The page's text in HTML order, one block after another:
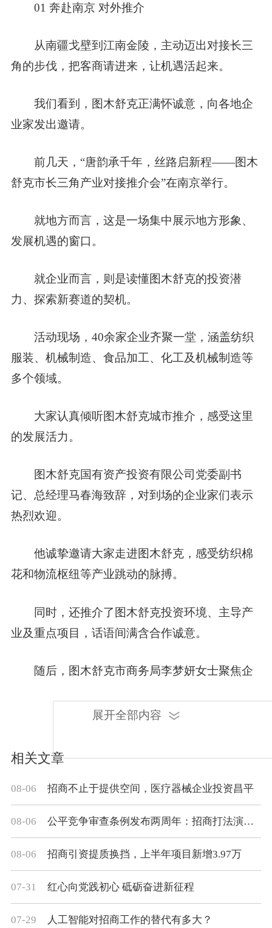
01奔赴南京 对外推介
从南疆戈壁到江南金陵，主动迈出对接长三
角的步伐，把客商请进来，让机遇活起来。
我们看到，图木舒克正满怀诚意，向各地企
业家发出邀请。
前几天，“唐韵承千年，丝路启新程——图木
舒克市长三角产业对接推介会”在南京举行。
就地方而言，这是一场集中展示地方形象、
发展机遇的窗口。
就企业而言，则是读懂图木舒克的投资潜
力、探索新赛道的契机。
活动现场，40余家企业齐聚一堂，涵盖纺织
服装、机械制造、食品加工、化工及机械制造等
多个领域。
大家认真倾听图木舒克城市推介，感受这里
的发展活力。
图木舒克国有资产投资有限公司党委副书
记、总经理马春海致辞，对到场的企业家们表示
热烈欢迎。
他诚挚邀请大家走进图木舒克，感受纺织棉
花和物流枢纽等产业跳动的脉搏。
同时，还推介了图木舒克投资环境、主导产
业及重点项目，话语间满含合作诚意。
随后，图木舒克市商务局李梦妍女士聚焦企
业链配套、资源供给、物流成本等方面的突出优
里。
最后，图木舒克市优秀企业代表——图木舒
势，把政策红利讲明白，得到了在场投资者的一
致认可。
开放程度越高，发展动力越足。
展开全部内容
相关文章
08-06 招商不止于提供空间，医疗器械企业投资昌平
08-06 公平竞争审查条例发布两周年：招商打法演变的观察与思考
08-06 招商引资提质换挡，上半年项目新增3.97万
07-31 红心向党践初心 砥砺奋进新征程
07-29 人工智能对招商工作的替代有多大？